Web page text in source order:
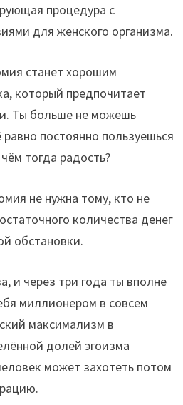
процедура с
для женского организма.
станет хорошим
который предпочитает
Ты больше не можешь
постоянно пользуешься
тогда радость?
не нужна тому, кто не
количества денег
обстановки.
и через три года ты вполне
миллионером в совсем
максимализм в
долей эгоизма
может захотеть потом